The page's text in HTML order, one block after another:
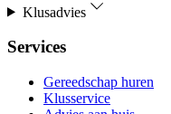
Klusadvies
Services
Gereedschap huren
Klusservice